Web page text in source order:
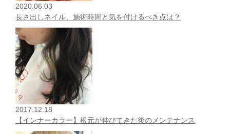
2020.06.03
長さ出しネイル、施術時間と気を付けるべき点は？
2017.12.18
【インナーカラー】根元が伸びてきた後のメンテナンス